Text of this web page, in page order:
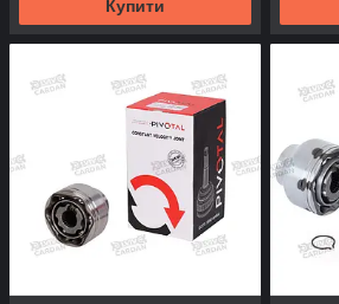
Купити